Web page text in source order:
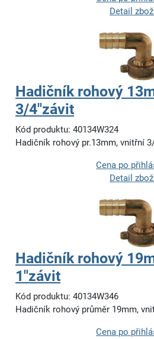
Detail
Hadičník rohový
3/4"závit
Kód produktu: 40134W324
Hadičník rohový pr.13mm, vnitřní
Cena po
Detail
Hadičník rohový
1"závit
Kód produktu: 40134W346
Hadičník rohový průměr 19mm,
Cena po